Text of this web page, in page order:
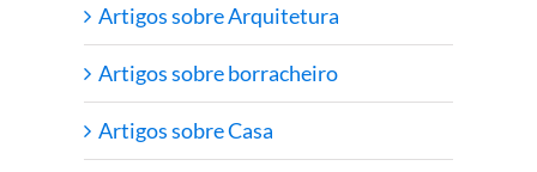
Artigos sobre Arquitetura
Artigos sobre borracheiro
Artigos sobre Casa